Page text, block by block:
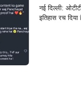
नई दिल्ली:
इतिहास रच